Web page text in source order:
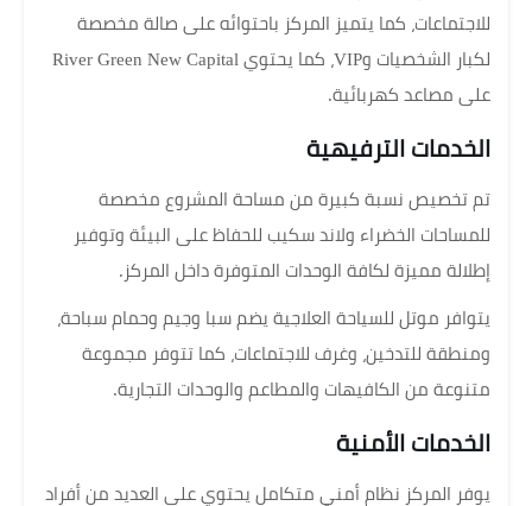
للاجتماعات، كما يتميز المركز باحتوائه على صالة مخصصة
لكبار الشخصيات وVIP، كما يحتوي River Green New Capital
على مصاعد كهربائية.
الخدمات الترفيهية
تم تخصيص نسبة كبيرة من مساحة المشروع مخصصة
للمساحات الخضراء ولاند سكيب للحفاظ على البيئة وتوفير
إطلالة مميزة لكافة الوحدات المتوفرة داخل المركز.
يتوافر موتل للسياحة العلاجية يضم سبا وجيم وحمام سباحة،
ومنطقة للتدخين، وغرف للاجتماعات، كما تتوفر مجموعة
متنوعة من الكافيهات والمطاعم والوحدات التجارية.
الخدمات الأمنية
يوفر المركز نظام أمني متكامل يحتوي على العديد من أفراد